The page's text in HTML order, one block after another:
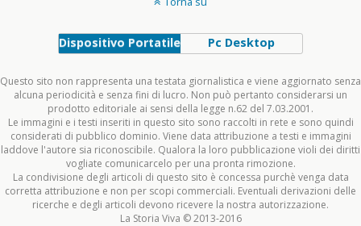
Dispositivo Portatile Pc Desktop
Questo sito non rappresenta una testata giornalistica e viene aggiornato senza
alcuna periodicità e senza fini di lucro. Non può pertanto considerarsi un
prodotto editoriale ai sensi della legge n.62 del 7.03.2001.
Le immagini e i testi inseriti in questo sito sono raccolti in rete e sono quindi
considerati di pubblico dominio. Viene data attribuzione a testi e immagini
laddove l'autore sia riconoscibile. Qualora la loro pubblicazione violi dei diritti
vogliate comunicarcelo per una pronta rimozione.
La condivisione degli articoli di questo sito è concessa purchè venga data
corretta attribuzione e non per scopi commerciali. Eventuali derivazioni delle
ricerche e degli articoli devono ricevere la nostra autorizzazione.
La Storia Viva © 2013-2016